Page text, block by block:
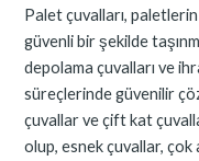
Palet çuvalları,
güvenli bir şekilde
depolama çuvalları ve
süreçlerinde güvenilir
çuvallar ve çift kat
olup, esnek çuvallar, çok